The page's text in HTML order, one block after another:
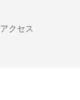
アクセス